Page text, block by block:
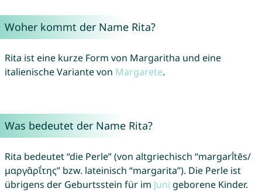
Woher kommt der Name Rita?
Rita ist eine kurze Form von Margaritha und eine
italienische Variante von Margarete.
Was bedeutet der Name Rita?
Rita bedeutet “die Perle” (von altgriechisch “margarī́tēs/
μαργᾰρῑ́της” bzw. lateinisch “margarita”). Die Perle ist
übrigens der Geburtsstein für im Juni geborene Kinder.